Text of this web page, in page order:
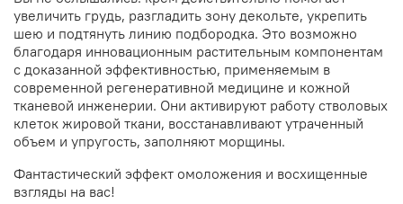
увеличить грудь, разгладить зону декольте, укрепить
шею и подтянуть линию подбородка. Это возможно
благодаря инновационным растительным компонентам
с доказанной эффективностью, применяемым в
современной регенеративной медицине и кожной
тканевой инженерии. Они активируют работу стволовых
клеток жировой ткани, восстанавливают утраченный
объем и упругость, заполняют морщины.
Фантастический эффект омоложения и восхищенные
взгляды на вас!